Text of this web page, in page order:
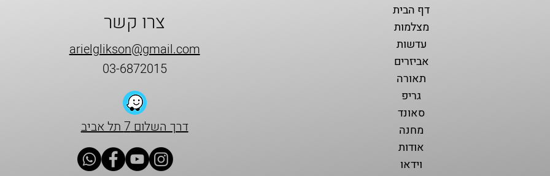
🎓 סדנת מאסטר קלאס עם
הצלמת דניאלה נוביץ
צרו קשר
arielglikson@gmail.com
03-6872015
דרך השלום 7 תל אביב
דף הבית
מצלמות
עדשות
אביזרים
תאורה
גריפ
סאונד
מחנה
אודות
וידאו